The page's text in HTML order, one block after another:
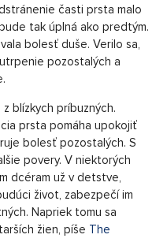
časti prsta malo
tak úplná ako predtým.
bolesť duše. Verilo sa,
pozostalých a
blízkych príbuzných.
prsta pomáha upokojiť
bolesť pozostalých. S
povery. V niektorých
dcéram už v detstve,
život, zabezpečí im
Napriek tomu sa
žien, píše The